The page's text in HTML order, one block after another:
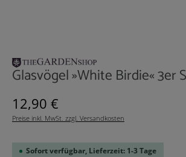
Glasvögel »White Birdie« 3er
Regulärer Preis:
12,90 €
Preise inkl. MwSt. zzgl. Versandkosten
Sofort verfügbar, Lieferzeit: 1-3 Tage